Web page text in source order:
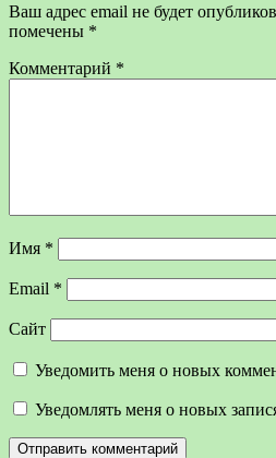
Ваш адрес email не будет
помечены *
Комментарий *
Имя *
Email *
Сайт
Уведомить меня о новых
Уведомлять меня о новых